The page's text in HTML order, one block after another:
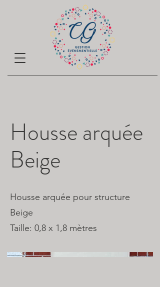
Housse arquée
Beige
Housse arquée pour structure
Beige
Taille: 0,8 x 1,8 mètres